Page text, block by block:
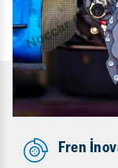
Fren